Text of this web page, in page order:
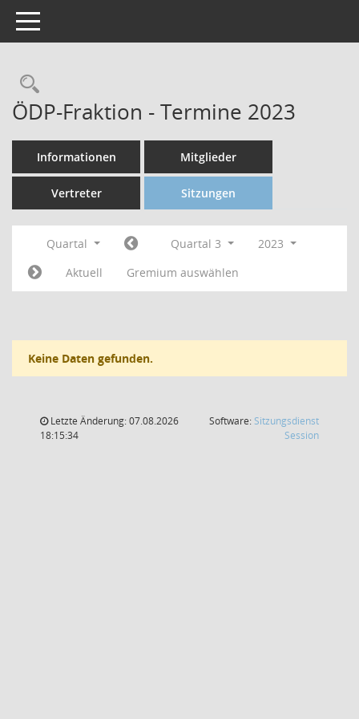
Toggle navigation
ÖDP-Fraktion - Termine 2023
Informationen Mitglieder
Vertreter Sitzungen
Quartal Quartal 3
2023
Aktuell
Gremium auswählen
Keine Daten gefunden.
Letzte Änderung: 07.08.2026
18:15:34
Software: Sitzungsdienst
Session(Wird in